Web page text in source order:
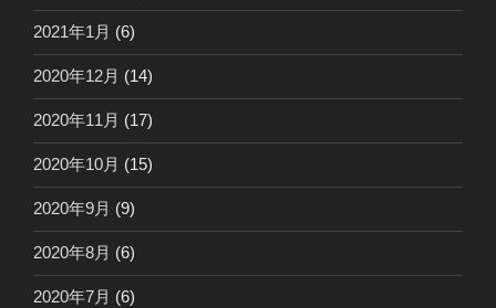
2021年1月 (6)
2020年12月 (14)
2020年11月 (17)
2020年10月 (15)
2020年9月 (9)
2020年8月 (6)
2020年7月 (6)